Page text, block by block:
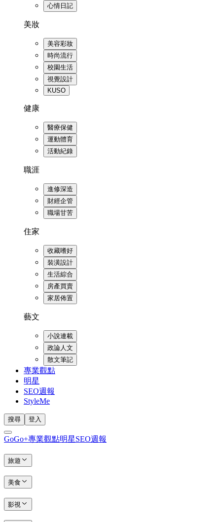
心情日記
美妝
美容彩妝
時尚流行
校園生活
視覺設計
KUSO
健康
醫療保健
運動體育
活動紀錄
職涯
進修深造
財經企管
職場甘苦
住家
收藏嗜好
裝潢設計
生活綜合
房產買賣
家居佈置
藝文
小說連載
政論人文
散文筆記
專業觀點
明星
SEO週報
StyleMe
搜尋 登入
GoGo+專業觀點明星SEO週報
旅遊
美食
影視